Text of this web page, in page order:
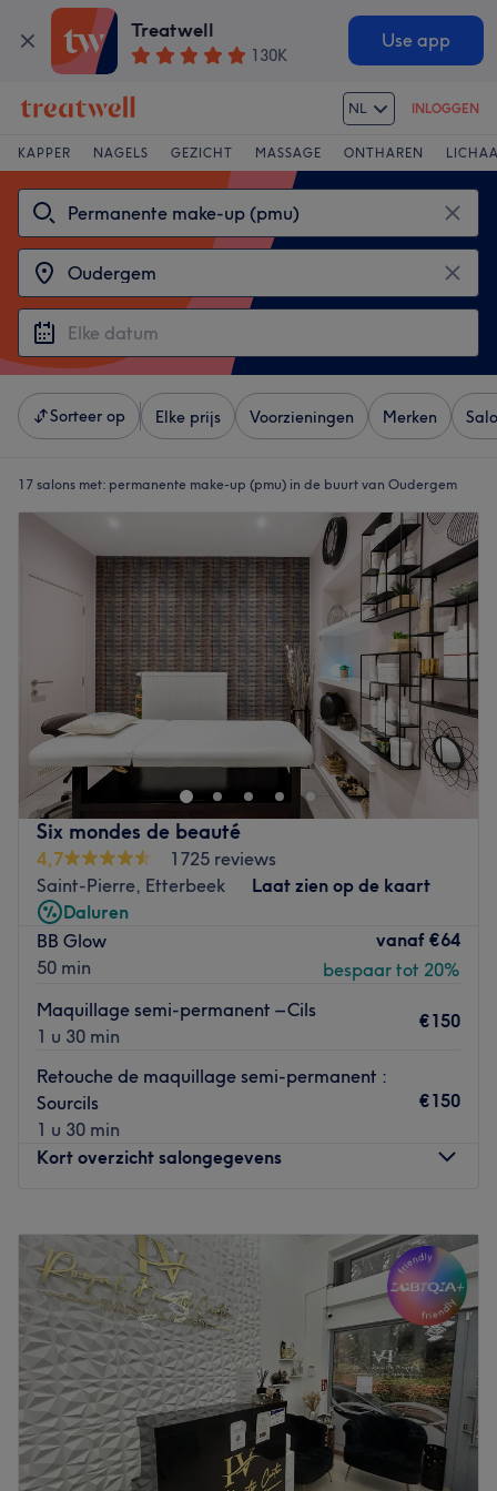
Treatwell
130K
Use app
NL INLOGGEN
KAPPER NAGELS GEZICHT MASSAGE ONTHAREN
Sorteer op Elke prijs Voorzieningen Merken
17 salons met: permanente make-up (pmu) in de buurt van Oudergem
Six mondes de beauté
4,7
1725 reviews
Saint-Pierre, Etterbeek
Laat zien op de kaart
Daluren
BB Glow
50 min
vanaf €64
bespaar tot 20%
Maquillage semi-permanent – Cils
1 u 30 min
€150
Retouche de maquillage semi-permanent :
Sourcils
1 u 30 min
€150
Kort overzicht salongegevens
Dinsdag
Gesloten
Woensdag
10:00–19:00
Donderdag
10:00–19:00
Vrijdag
10:00–19:00
Zaterdag
10:00–19:00
Zondag
11:00–19:00
Six Mondes de Beauté, situé à Bruxelles, est un institut où
Irina et son équipe offrent une gamme complète de soins
esthétiques pour une mise en beauté personnalisée.